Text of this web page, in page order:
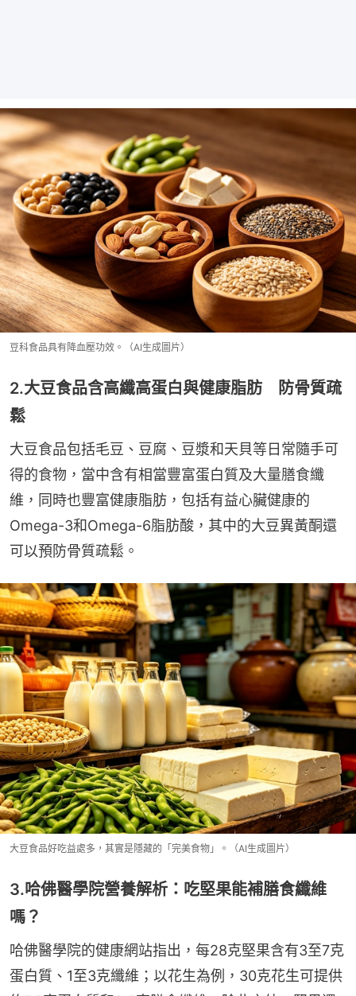
豆科食品具有降血壓功效。（AI生成圖片）
2.大豆食品含高纖高蛋白與健康脂肪 防骨質疏
鬆
大豆食品包括毛豆、豆腐、豆漿和天貝等日常隨手可
得的食物，當中含有相當豐富蛋白質及大量膳食纖
維，同時也豐富健康脂肪，包括有益心臟健康的
Omega-3和Omega-6脂肪酸，其中的大豆異黃酮還
可以預防骨質疏鬆。
大豆食品好吃益處多，其實是隱藏的「完美食物」。（AI生成圖片）
3.哈佛醫學院營養解析：吃堅果能補膳食纖維
嗎？
哈佛醫學院的健康網站指出，每28克堅果含有3至7克
蛋白質、1至3克纖維；以花生為例，30克花生可提供